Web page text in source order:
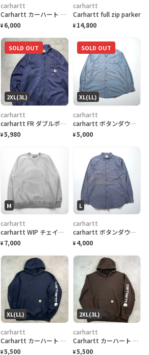
carhartt
Carhartt カーハート N-1 デッキジャケット ミリタリージャケット メンズS
¥ 6,000
carhartt
Carhartt full zip parker
¥ 14,800
2XL(3L)
SOLD OUT
carhartt
carhartt FR ダブルポケット ラベルロゴ ネイビー ワークシャツ
¥5,980
XL(LL)
SOLD OUT
carhartt
carhartt ボタンダウン ワークシャツ シャンブレー シャツ XL インディゴ ダブルポケット FORT L/S CHAMBRAY SHIRT S202 RELAXED FIT
¥5,000
M
carhartt
carhartt WIP チェイス スウェットシャツ CHASE SWEAT トレーナー M グレー I026383
¥ 7,000
L
carhartt
carhartt ボタンダウン シャンブレー ワークシャツ L ブルー FORT L/S CHAMBRAY SHIRT ダブル ポケット S202 RELAXED FIT
¥ 4,000
XL(LL)
carhartt
Carhartt カーハート スウェットパーカー LOOSE FIT メンズXL相当
¥5,500
2XL(3L)
carhartt
Carhartt カーハート スウェットパーカー ORIGIINAL FIT メンズ2XL相当
¥5,500